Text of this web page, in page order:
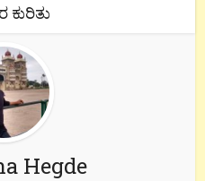
ಕುರಿತು
Hegde